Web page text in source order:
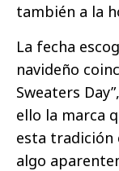
también a la
La fecha
navideño
Sweaters
ello la marca
esta tradición
algo